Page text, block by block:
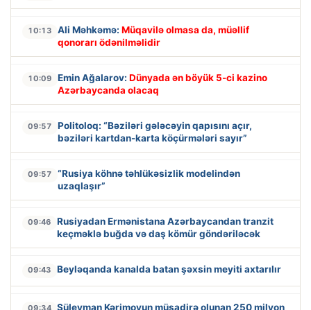
10:13 Ali Məhkəmə: Müqavilə olmasa da, müəllif
qonorarı ödənilməlidir
10:09 Emin Ağalarov: Dünyada ən böyük 5-ci kazino
Azərbaycanda olacaq
09:57
Politoloq: “Bəziləri gələcəyin qapısını açır,
bəziləri kartdan-karta köçürmələri sayır”
09:57
“Rusiya köhnə təhlükəsizlik modelindən
uzaqlaşır”
09:46
Rusiyadan Ermənistana Azərbaycandan tranzit
keçməklə buğda və daş kömür göndəriləcək
09:43 Beyləqanda kanalda batan şəxsin meyiti axtarılır
09:34 Süleyman Kərimovun müsadirə olunan 250 milyon